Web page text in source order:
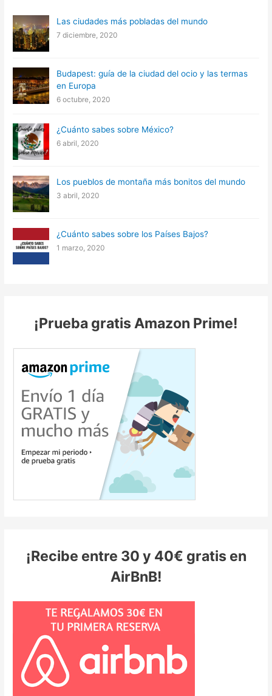
Las ciudades más pobladas del mundo
7 diciembre, 2020
Budapest: guía de la ciudad del ocio y las termas
en Europa
6 octubre, 2020
¿Cuánto sabes sobre México?
6 abril, 2020
Los pueblos de montaña más bonitos del mundo
3 abril, 2020
¿Cuánto sabes sobre los Países Bajos?
1 marzo, 2020
¡Prueba gratis Amazon Prime!
¡Recibe entre 30 y 40€ gratis en
AirBnB!